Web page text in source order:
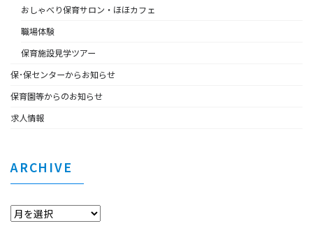
おしゃべり保育サロン・ほほカフェ
職場体験
保育施設見学ツアー
保･保センターからお知らせ
保育園等からのお知らせ
求人情報
ARCHIVE